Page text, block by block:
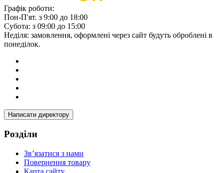
Графік роботи:
Пон-П'ят. з 9:00 до 18:00
Субота: з 09:00 до 15:00
Неділя: замовлення, оформлені через сайт будуть оброблені в
понеділок.
Написати директору
Розділи
Зв’язатися з нами
Повернення товару
Карта сайту